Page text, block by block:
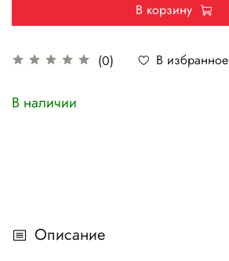
(0) В избранное
В наличии
В корзину
Описание